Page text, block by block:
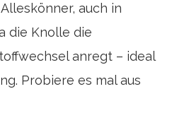
auch in
die Knolle die
anregt – ideal
Probiere es mal aus